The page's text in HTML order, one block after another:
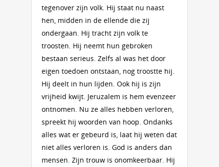
tegenover zijn volk. Hij staat nu naast
hen, midden in de ellende die zij
ondergaan. Hij tracht zijn volk te
troosten. Hij neemt hun gebroken
bestaan serieus. Zelfs al was het door
eigen toedoen ontstaan, nog troostte hij.
Hij deelt in hun lijden. Ook hij is zijn
vrijheid kwijt. Jeruzalem is hem evenzeer
ontnomen. Nu ze alles hebben verloren,
spreekt hij woorden van hoop. Ondanks
alles wat er gebeurd is, laat hij weten dat
niet alles verloren is. God is anders dan
mensen. Zijn trouw is onomkeerbaar. Hij